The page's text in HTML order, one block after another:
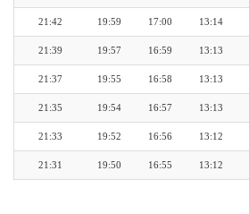
13:14
17:00
19:59
21:42
13:13
16:59
19:57
21:39
13:13
16:58
19:55
21:37
13:13
16:57
19:54
21:35
13:12
16:56
19:52
21:33
13:12
16:55
19:50
21:31